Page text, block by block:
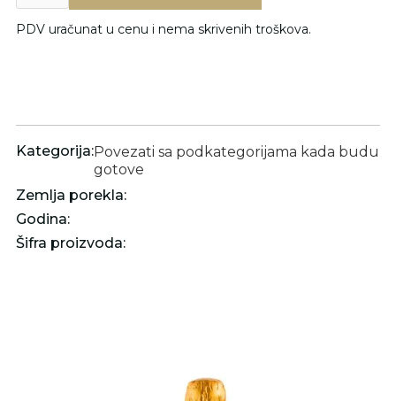
PDV uračunat u cenu i nema skrivenih troškova.
Kategorija:Povezati sa podkategorijama kada budu
gotove
Zemlja porekla:
Godina:
Šifra proizvoda: